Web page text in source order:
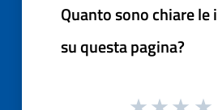
Quanto sono chiare
su questa pagina?